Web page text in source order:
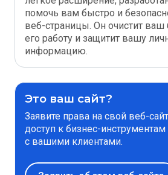
помочь вам быстро и
веб-страницы. Он очистит ваш
его работу и защитит вашу
информацию.
Это ваш сайт?
Заявите права на свой веб-
доступ к бизнес-инструментам
с вашими клиентами.